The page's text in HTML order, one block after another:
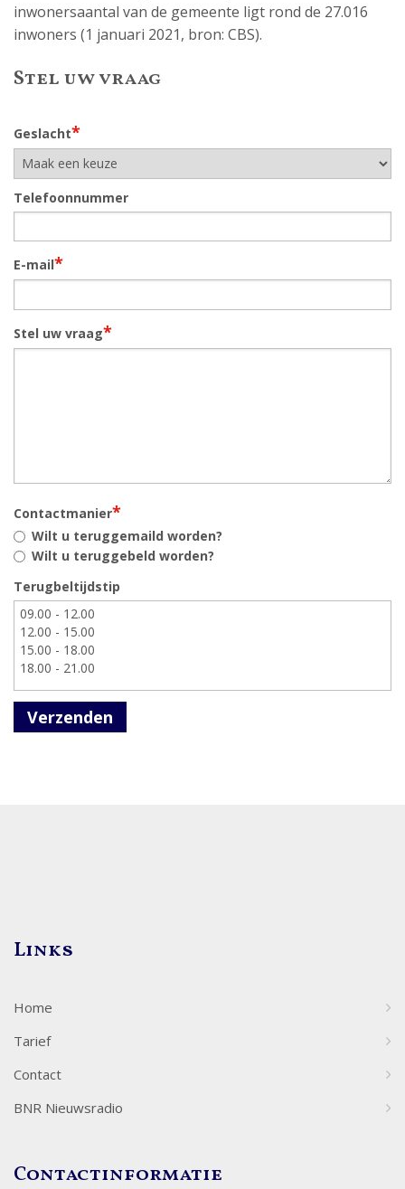
inwonersaantal van de gemeente ligt rond de 27.016
inwoners (1 januari 2021, bron: CBS).
Stel uw vraag
Geslacht*
Telefoonnummer
E-mail*
Stel uw vraag*
Contactmanier*
Wilt u teruggemaild worden?
Wilt u teruggebeld worden?
Terugbeltijdstip
Verzenden
Links
Home
Tarief
Contact
BNR Nieuwsradio
Contactinformatie